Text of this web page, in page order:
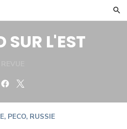
SUR L'EST
Facebook
, PECO, RUSSIE